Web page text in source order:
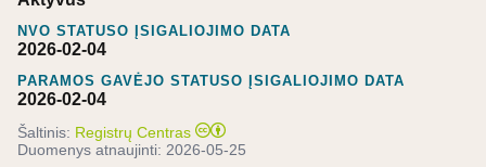
NVO STATUSO ĮSIGALIOJIMO DATA
2026-02-04
PARAMOS GAVĖJO STATUSO ĮSIGALIOJIMO DATA
2026-02-04
Šaltinis: Registrų Centras
Duomenys atnaujinti: 2026-05-25